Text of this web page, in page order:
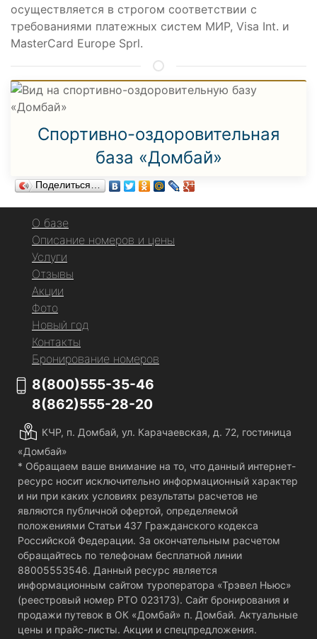
осуществляется в строгом соответствии с
требованиями платежных систем МИР, Visa Int. и
MasterCard Europe Sprl.
Спортивно-оздоровительная
база «Домбай»
Поделиться…
О базе
Описание номеров и цены
Услуги
Отзывы
Акции
Фото
Новый год
Контакты
Бронирование номеров
8(800)555-35-46
8(862)555-28-20
КЧР, п. Домбай, ул. Карачаевская, д. 72, гостиница
«Домбай»
* Обращаем ваше внимание на то, что данный интернет-
ресурс носит исключительно информационный характер
и ни при каких условиях результаты расчетов не
являются публичной офертой, определяемой
положениями Статьи 437 Гражданского кодекса
Российской Федерации. За окончательным расчетом
обращайтесь по телефонам бесплатной линии
88005553546. Данный ресурс является
информационным сайтом туроператора «Трэвел Ньюс»
(реестровый номер РТО 023173). Сайт бронирования и
продажи путевок в ОК «Домбай» п. Домбай. Актуальные
цены и прайс-листы. Акции и спецпредложения.